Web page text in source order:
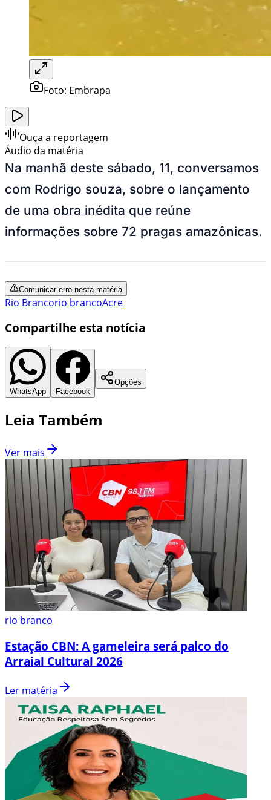
Foto: Embrapa
Ouça a reportagem
Áudio da matéria
Na manhã deste sábado, 11, conversamos
com Rodrigo souza, sobre o lançamento
de uma obra inédita que reúne
informações sobre 72 pragas amazônicas.
Comunicar erro nesta matéria
Rio Brancorio brancoAcre
Compartilhe esta notícia
WhatsApp Facebook
Opções
Leia Também
Ver mais
rio branco
Estação CBN: A gameleira será palco do
Arraial Cultural 2026
Ler matéria